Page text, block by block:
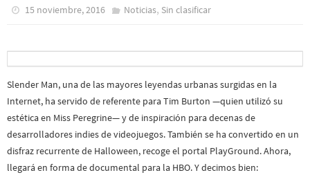
15 noviembre, 2016 Noticias, Sin clasificar
Slender Man, una de las mayores leyendas urbanas surgidas en la
Internet, ha servido de referente para Tim Burton —quien utilizó su
estética en Miss Peregrine— y de inspiración para decenas de
desarrolladores indies de videojuegos. También se ha convertido en un
disfraz recurrente de Halloween, recoge el portal PlayGround. Ahora,
llegará en forma de documental para la HBO. Y decimos bien: